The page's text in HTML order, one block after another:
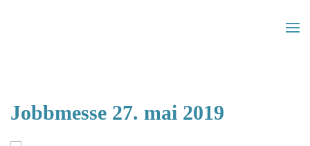
Jobbmesse 27. mai 2019